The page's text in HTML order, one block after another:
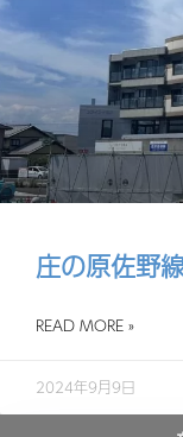
庄の原佐野
READ MORE »
2024年9月9日